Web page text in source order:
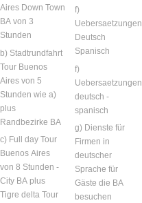
Aires Down Town
BA von 3
Stunden
b) Stadtrundfahrt
Tour Buenos
Aires von 5
Stunden wie a)
plus
Randbezirke BA
c) Full day Tour
Buenos Aires
von 8 Stunden -
City BA plus
Tigre delta Tour
f)
Uebersaetzungen
Deutsch
Spanisch
f)
Uebersaetzungen
deutsch -
spanisch
g) Dienste für
Firmen in
deutscher
Sprache für
Gäste die BA
besuchen